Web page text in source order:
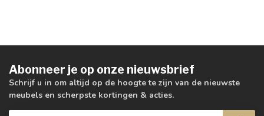
Abonneer je op onze nieuwsbrief
Schrijf u in om altijd op de hoogte te zijn van de nieuwste
meubels en scherpste kortingen & acties.